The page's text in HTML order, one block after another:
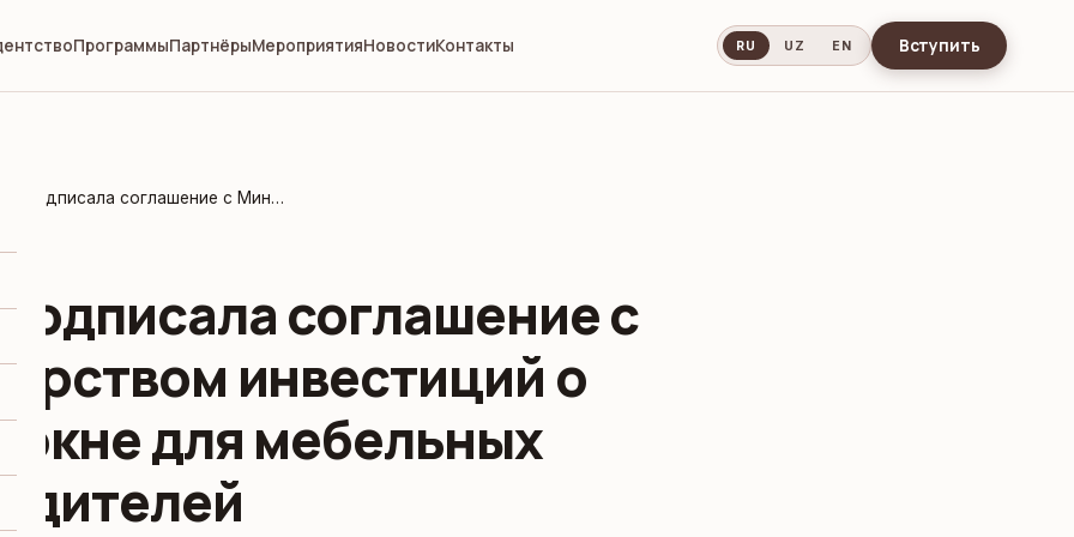
ПрограммыПартнёрыМероприятияНовостиКонтакты RU UZ EN Вступить
MEYOS подписала соглашение с Министерством инвестиций о едином окне для мебельных производителей
подписала соглашение с
инвестиций о
для мебельных